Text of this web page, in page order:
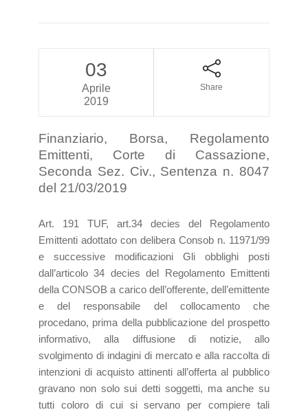
03
Aprile
2019
Share
Finanziario, Borsa, Regolamento
Emittenti, Corte di Cassazione,
Seconda Sez. Civ., Sentenza n. 8047
del 21/03/2019
Art. 191 TUF, art.34 decies del Regolamento
Emittenti adottato con delibera Consob n. 11971/99
e successive modificazioni Gli obblighi posti
dall’articolo 34 decies del Regolamento Emittenti
della CONSOB a carico dell’offerente, dell’emittente
e del responsabile del collocamento che
procedano, prima della pubblicazione del prospetto
informativo, alla diffusione di notizie, allo
svolgimento di indagini di mercato e alla raccolta di
intenzioni di acquisto attinenti all’offerta al pubblico
gravano non solo sui detti soggetti, ma anche su
tutti coloro di cui si servano per compiere tali